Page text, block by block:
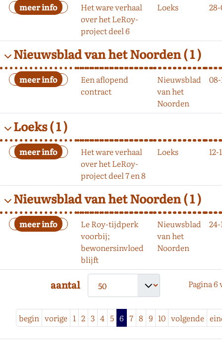
aantal Pagina 6
begin vorige 1 2 3 4 5 6 7 8 9 10 volgende
Het ware verhaal
over het LeRoy-
project deel 6
Loeks
Nieuwsblad van het Noorden( 1 )
Een aflopend
contract
Nieuwsblad
van het
Noorden
08-
Loeks( 1 )
Het ware verhaal
over het LeRoy-
project deel 7 en 8
Loeks 12-
Nieuwsblad van het Noorden( 1 )
Le Roy-tijdperk
voorbij;
bewonersinvloed
blijft
Nieuwsblad
van het
Noorden
24-